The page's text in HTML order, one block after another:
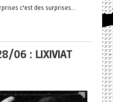
c'est des surprises...
06 : LIXIVIAT